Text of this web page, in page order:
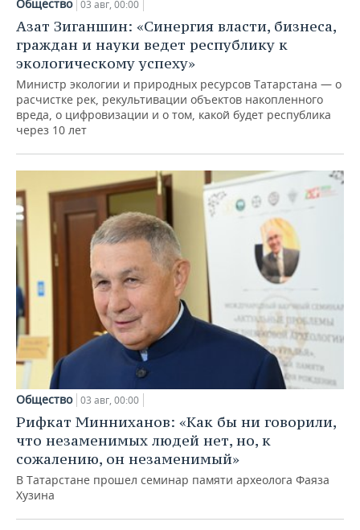
Общество 03 авг, 00:00
Азат Зиганшин: «Синергия власти, бизнеса,
граждан и науки ведет республику к
экологическому успеху»
Министр экологии и природных ресурсов Татарстана — о
расчистке рек, рекультивации объектов накопленного
вреда, о цифровизации и о том, какой будет республика
через 10 лет
Общество 03 авг, 00:00
Рифкат Минниханов: «Как бы ни говорили,
что незаменимых людей нет, но, к
сожалению, он незаменимый»
В Татарстане прошел семинар памяти археолога Фаяза
Хузина